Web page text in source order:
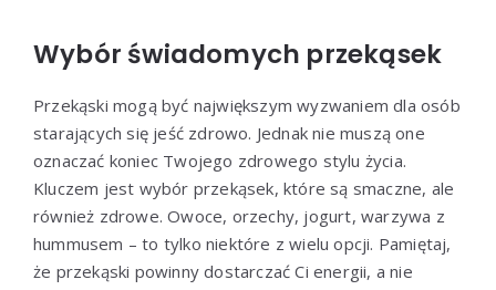
Wybór świadomych przekąsek
Przekąski mogą być największym wyzwaniem dla osób
starających się jeść zdrowo. Jednak nie muszą one
oznaczać koniec Twojego zdrowego stylu życia.
Kluczem jest wybór przekąsek, które są smaczne, ale
również zdrowe. Owoce, orzechy, jogurt, warzywa z
hummusem – to tylko niektóre z wielu opcji. Pamiętaj,
że przekąski powinny dostarczać Ci energii, a nie